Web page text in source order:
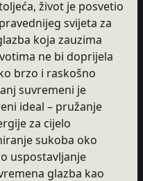
život je posvetio
svijeta za
koja zauzima
ne bi doprijela
brzo i raskošno
suvremeni je
ideal – pružanje
za cijelo
sukoba oko
uspostavljanje
glazba kao